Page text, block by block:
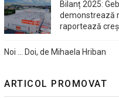
Bilanț 2025:
demonstrează
raportează
Noi … Doi, de Mihaela Hriban
ARTICOL PROMOVAT